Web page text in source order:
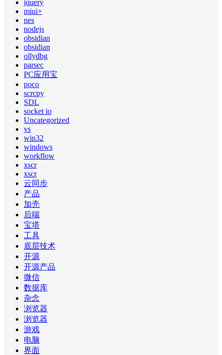
jquery
miui+
nes
nodejs
obsidian
obsidian
ollydbg
parsec
PC应用宝
poco
scrcpy
SDL
socket io
Uncategorized
vs
win32
windows
workflow
xscr
xscr
云同步
产品
加壳
后端
宝塔
工具
底层技术
开源
开源产品
微信
数据库
杂念
浏览器
浏览器
游戏
电脑
界面